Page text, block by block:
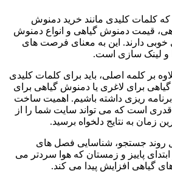
کلمات کلیدی مانند خرید دمنوش
قیمت دمنوش گیاهی و انواع دمنوش
دارند. این به معنای فرصت های
و لینک سازی است.
بر کلمه اصلی، باید برای کلمات کلیدی
گیاهی برای لاغری یا دمنوش گیاهی برای
ریزی داشته باشیم. اهمیت ساخت
قدری است که می تواند سایت شما را از
زمان به نتایج دلخواه برسید.
روند جستجو، شناسایی فصل های
پاییز و زمستان که هوا سردتر می
گیاهی افزایش پیدا می کند.